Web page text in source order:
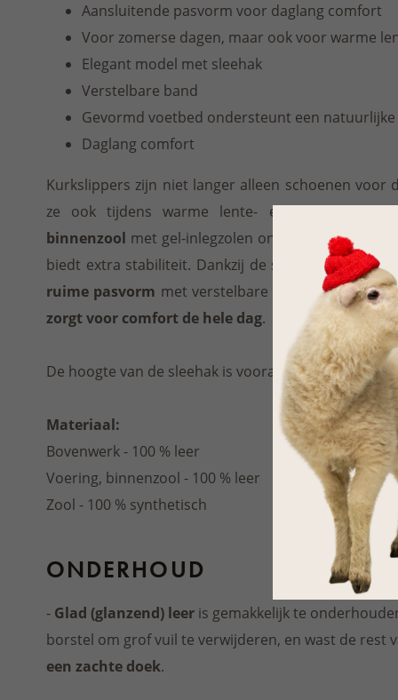
Aansluitende pasvorm voor daglang comfort
Voor zomerse dagen, maar ook voor warme
Elegant model met sleehak
Verstelbare band
Gevormd voetbed ondersteunt een
Daglang comfort
Kurkslippers zijn niet langer alleen schoenen voor
ze ook tijdens warme lente- en herfstdagen.
binnenzool met gel-inlegzolen ondersteunt een
biedt extra stabiliteit. Dankzij de sleehak zijn deze
ruime pasvorm met verstelbare band past zich
zorgt voor comfort de hele dag.
De hoogte van de sleehak is vooraan 3 cm, aan de
Materiaal:
Bovenwerk - 100 % leer
Voering, binnenzool - 100 % leer
Zool - 100 % synthetisch
ONDERHOUD
- Glad (glanzend) leer is gemakkelijk te
borstel om grof vuil te verwijderen, en wast de rest
een zachte doek.